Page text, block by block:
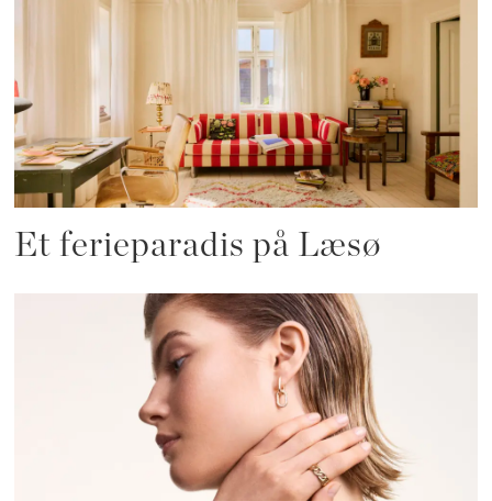
Et ferieparadis på Læsø